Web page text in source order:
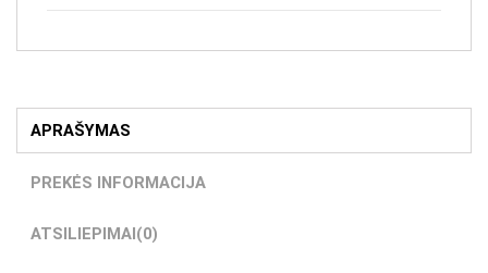
APRAŠYMAS
PREKĖS INFORMACIJA
ATSILIEPIMAI(0)